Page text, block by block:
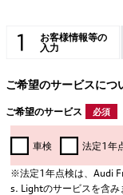
お客様情報等の
入力
ご希望のサービスにつ
ご希望のサービス 必須
車検 法定1年
※法定1年点検は、Audi
s. Lightのサービスを含み